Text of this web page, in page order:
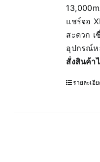
แชร์จอ
สะดวก เ
อุปกรณ์ห
สั่งสินค้า
รายละเอี